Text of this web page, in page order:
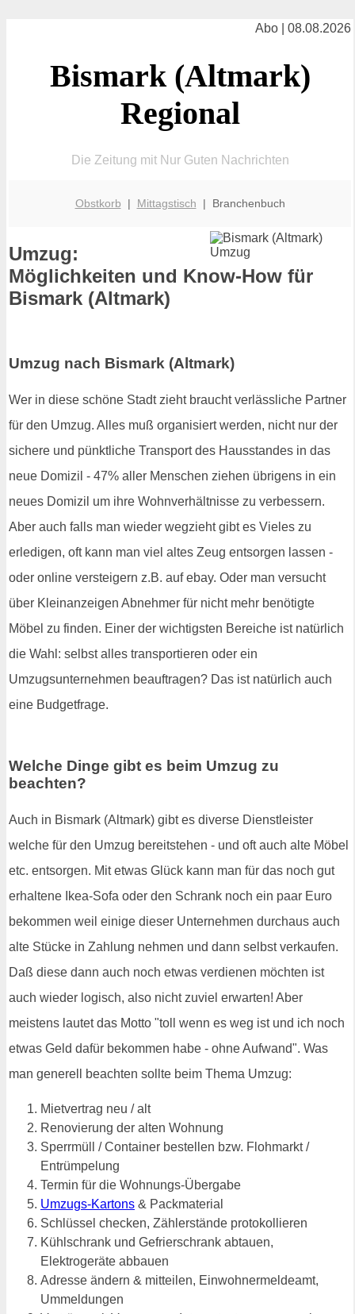
Abo | 08.08.2026
Bismark (Altmark)
Regional
Die Zeitung mit Nur Guten Nachrichten
Obstkorb | Mittagstisch | Branchenbuch
Umzug:
Möglichkeiten und Know-How für
Bismark (Altmark)
Umzug nach Bismark (Altmark)
Wer in diese schöne Stadt zieht braucht verlässliche Partner
für den Umzug. Alles muß organisiert werden, nicht nur der
sichere und pünktliche Transport des Hausstandes in das
neue Domizil - 47% aller Menschen ziehen übrigens in ein
neues Domizil um ihre Wohnverhältnisse zu verbessern.
Aber auch falls man wieder wegzieht gibt es Vieles zu
erledigen, oft kann man viel altes Zeug entsorgen lassen -
oder online versteigern z.B. auf ebay. Oder man versucht
über Kleinanzeigen Abnehmer für nicht mehr benötigte
Möbel zu finden. Einer der wichtigsten Bereiche ist natürlich
die Wahl: selbst alles transportieren oder ein
Umzugsunternehmen beauftragen? Das ist natürlich auch
eine Budgetfrage.
Welche Dinge gibt es beim Umzug zu
beachten?
Auch in Bismark (Altmark) gibt es diverse Dienstleister
welche für den Umzug bereitstehen - und oft auch alte Möbel
etc. entsorgen. Mit etwas Glück kann man für das noch gut
erhaltene Ikea-Sofa oder den Schrank noch ein paar Euro
bekommen weil einige dieser Unternehmen durchaus auch
alte Stücke in Zahlung nehmen und dann selbst verkaufen.
Daß diese dann auch noch etwas verdienen möchten ist
auch wieder logisch, also nicht zuviel erwarten! Aber
meistens lautet das Motto "toll wenn es weg ist und ich noch
etwas Geld dafür bekommen habe - ohne Aufwand". Was
man generell beachten sollte beim Thema Umzug:
Mietvertrag neu / alt
Renovierung der alten Wohnung
Sperrmüll / Container bestellen bzw. Flohmarkt /
Entrümpelung
Termin für die Wohnungs-Übergabe
Umzugs-Kartons & Packmaterial
Schlüssel checken, Zählerstände protokollieren
Kühlschrank und Gefrierschrank abtauen,
Elektrogeräte abbauen
Adresse ändern & mitteilen, Einwohnermeldeamt,
Ummeldungen